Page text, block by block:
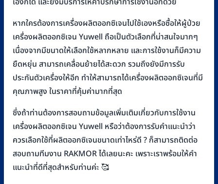
หากใครต้องการเครื่องผลิตออกซิเจนไปใช้เองหรือซื้อให้ผู้ป่วย
เครื่องผลิตออกซิเจน Yuwell ถือเป็นตัวเลือกที่น่าสนใจมากๆ
เนื่องจากมีขนาดให้เลือกใช้หลากหลาย และการใช้งานก็มีความ
ยืดหยุ่น สามารถเคลื่อนย้ายได้สะดวก รวมถึงยังมีการรับ
ประกันตัวเครื่องให้อีก ทำให้สามารถได้เครื่องผลิตออกซิเจนที่มี
คุณภาพสูง ในราคาที่คุ้มค่ามากที่สุด
ซึ่งถ้าท่านต้องการสอบถามข้อมูลเพิ่มเติมเกี่ยวกับการใช้งาน
เครื่องผลิตออกซิเจน Yuwell หรือว่าต้องการรับคำแนะนำว่า
ควรเลือกใช้ที่ผลิตออกซิเจนขนาดเท่าไหร่ดี ? ก็สามารถติดต่อ
สอบถามทีมงาน RAKMOR ได้เลยนะคะ เพราะเราพร้อมให้คำ
แนะนำที่ดีที่สุดสำหรับท่านค่ะ 🥰